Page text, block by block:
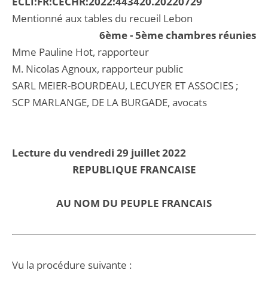
Mentionné aux tables du recueil Lebon
6ème - 5ème chambres réunies
Mme Pauline Hot, rapporteur
M. Nicolas Agnoux, rapporteur public
SARL MEIER-BOURDEAU, LECUYER ET ASSOCIES ;
SCP MARLANGE, DE LA BURGADE, avocats
Lecture du vendredi 29 juillet 2022
REPUBLIQUE FRANCAISE
AU NOM DU PEUPLE FRANCAIS
Vu la procédure suivante :